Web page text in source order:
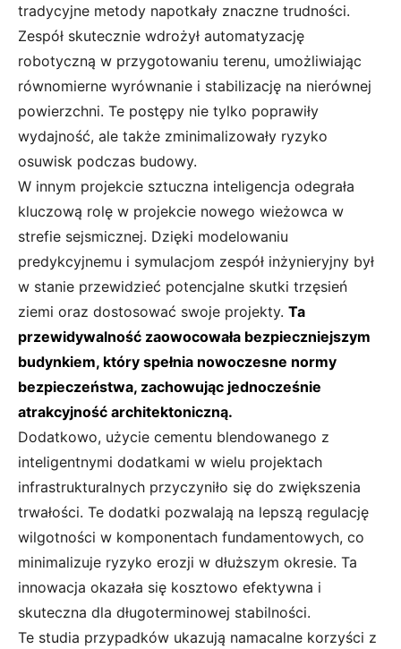
tradycyjne metody napotkały znaczne trudności.
Zespół skutecznie wdrożył automatyzację
robotyczną w przygotowaniu terenu, umożliwiając
równomierne wyrównanie i stabilizację na nierównej
powierzchni. Te postępy nie tylko poprawiły
wydajność, ale także zminimalizowały ryzyko
osuwisk podczas budowy.
W innym projekcie sztuczna inteligencja odegrała
kluczową rolę w projekcie nowego wieżowca w
strefie sejsmicznej. Dzięki modelowaniu
predykcyjnemu i symulacjom zespół inżynieryjny był
w stanie przewidzieć potencjalne skutki trzęsień
ziemi oraz dostosować swoje projekty. Ta
przewidywalność zaowocowała bezpieczniejszym
budynkiem, który spełnia nowoczesne normy
bezpieczeństwa, zachowując jednocześnie
atrakcyjność architektoniczną.
Dodatkowo, użycie cementu blendowanego z
inteligentnymi dodatkami w wielu projektach
infrastrukturalnych przyczyniło się do zwiększenia
trwałości. Te dodatki pozwalają na lepszą regulację
wilgotności w komponentach fundamentowych, co
minimalizuje ryzyko erozji w dłuższym okresie. Ta
innowacja okazała się kosztowo efektywna i
skuteczna dla długoterminowej stabilności.
Te studia przypadków ukazują namacalne korzyści z